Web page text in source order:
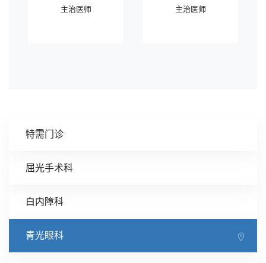
特需门诊
屈光手术科
白内障科
青光眼科
主治医师 主治医师